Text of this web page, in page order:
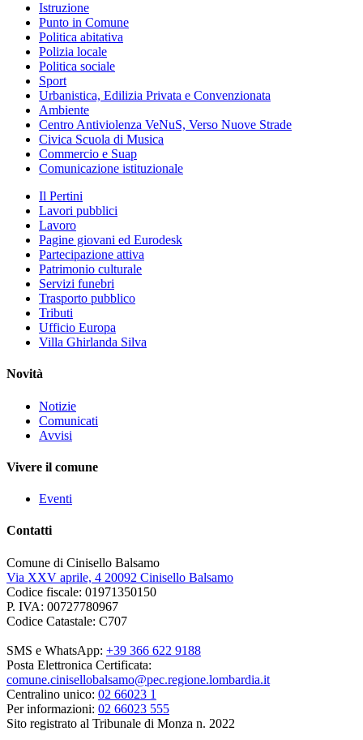
Istruzione
Punto in Comune
Politica abitativa
Polizia locale
Politica sociale
Sport
Urbanistica, Edilizia Privata e Convenzionata
Ambiente
Centro Antiviolenza VeNuS, Verso Nuove Strade
Civica Scuola di Musica
Commercio e Suap
Comunicazione istituzionale
Il Pertini
Lavori pubblici
Lavoro
Pagine giovani ed Eurodesk
Partecipazione attiva
Patrimonio culturale
Servizi funebri
Trasporto pubblico
Tributi
Ufficio Europa
Villa Ghirlanda Silva
Novità
Notizie
Comunicati
Avvisi
Vivere il comune
Eventi
Contatti
Comune di Cinisello Balsamo
Via XXV aprile, 4 20092 Cinisello Balsamo
Codice fiscale: 01971350150
P. IVA: 00727780967
Codice Catastale: C707
SMS e WhatsApp: +39 366 622 9188
Posta Elettronica Certificata:
comune.cinisellobalsamo@pec.regione.lombardia.it
Centralino unico: 02 66023 1
Per informazioni: 02 66023 555
Sito registrato al Tribunale di Monza n. 2022